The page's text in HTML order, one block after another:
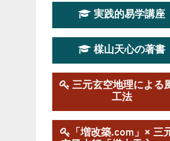
第19期立命塾実践的
命学講座
2026-03-20～2026-07-19
第１９期立命塾実践的
学講座
2025-09-13～2026-03-01
実践的易学講座
楳山天心の著書
三元玄空地理による
工法
「増改築.com」× 三